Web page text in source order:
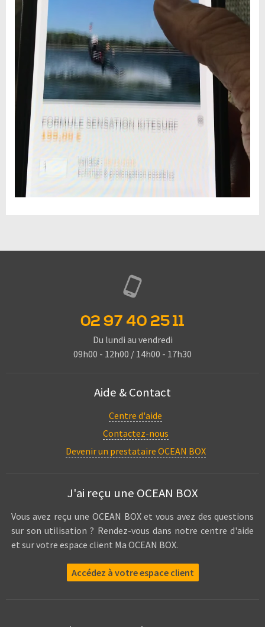
02 97 40 25 11
Du lundi au vendredi
09h00 - 12h00 / 14h00 - 17h30
Aide & Contact
Centre d'aide
Contactez-nous
Devenir un prestataire OCEAN BOX
J'ai reçu une OCEAN BOX
Vous avez reçu une OCEAN BOX et vous avez des questions
sur son utilisation ? Rendez-vous dans notre centre d'aide
et sur votre espace client Ma OCEAN BOX.
Accédez à votre espace client